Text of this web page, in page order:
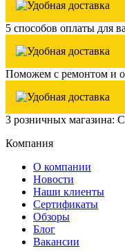
5 способов оплаты для
Поможем с ремонтом и
3 розничных магазина:
Компания
О компании
Новости
Наши клиенты
Сертификаты
Обзоры
Блог
Вакансии